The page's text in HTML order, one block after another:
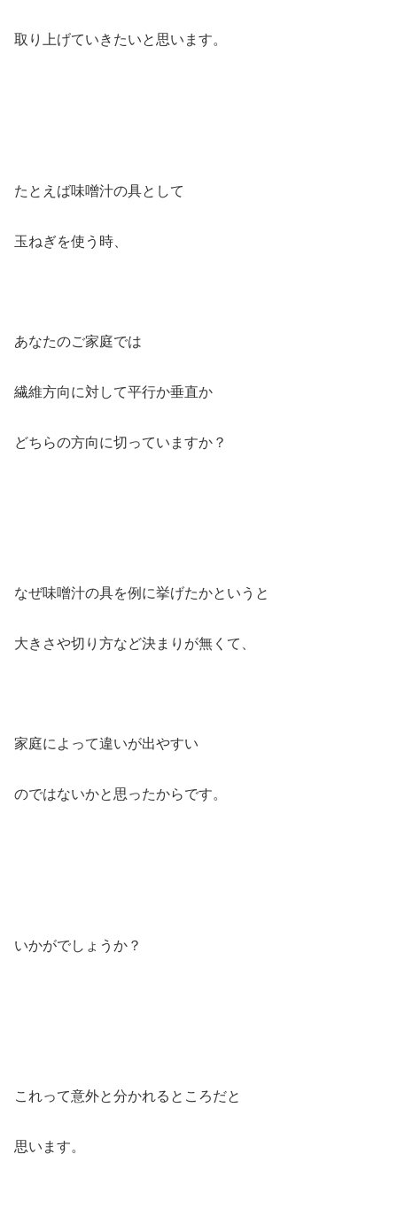
取り上げていきたいと思います。
たとえば味噌汁の具として
玉ねぎを使う時、
あなたのご家庭では
繊維方向に対して平行か垂直か
どちらの方向に切っていますか？
なぜ味噌汁の具を例に挙げたかというと
大きさや切り方など決まりが無くて、
家庭によって違いが出やすい
のではないかと思ったからです。
いかがでしょうか？
これって意外と分かれるところだと
思います。